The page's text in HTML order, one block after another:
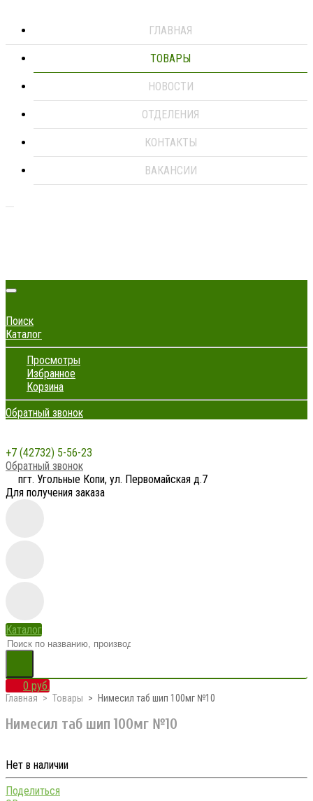
ГЛАВНАЯ
ТОВАРЫ
НОВОСТИ
ОТДЕЛЕНИЯ
КОНТАКТЫ
ВАКАНСИИ
Поиск
Каталог
Просмотры
Избранное
Корзина
Обратный звонок
+7 (42732) 5-56-23
Обратный звонок
пгт. Угольные Копи, ул. Первомайская д.7
Для получения заказа
Каталог
0 руб.
Главная Товары Нимесил таб шип 100мг №10
Нимесил таб шип 100мг №10
Нет в наличии
Поделиться